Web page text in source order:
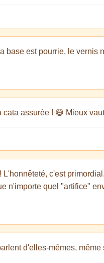
base est pourrie, le
assurée ! 😅 Mieux
c'est
n'importe quel "artifice"
d'elles-mêmes,